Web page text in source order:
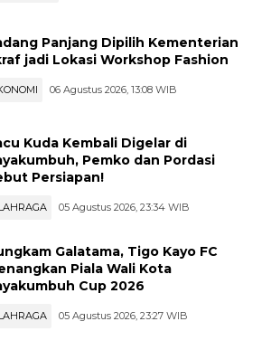
Panjang Dipilih Kementerian
jadi Lokasi Workshop Fashion
06 Agustus 2026, 13:08 WIB
Kuda Kembali Digelar di
Pemko dan Pordasi
Persiapan!
05 Agustus 2026, 23:34 WIB
Galatama, Tigo Kayo FC
Piala Wali Kota
Cup 2026
05 Agustus 2026, 23:27 WIB